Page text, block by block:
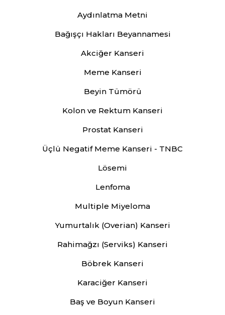
Aydınlatma Metni
Bağışçı Hakları Beyannamesi
Akciğer Kanseri
Meme Kanseri
Beyin Tümörü
Kolon ve Rektum Kanseri
Prostat Kanseri
Üçlü Negatif Meme Kanseri - TNBC
Lösemi
Lenfoma
Multiple Miyeloma
Yumurtalık (Overian) Kanseri
Rahimağzı (Serviks) Kanseri
Böbrek Kanseri
Karaciğer Kanseri
Baş ve Boyun Kanseri